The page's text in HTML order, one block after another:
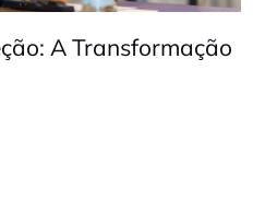
A Transformação